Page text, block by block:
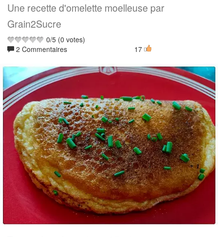
Une recette d'omelette moelleuse par
Grain2Sucre
0/5 (0 votes)
2 Commentaires
17